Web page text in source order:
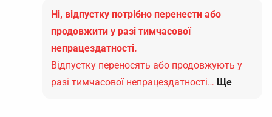
Ні, відпустку потрібно перенести або
продовжити у разі тимчасової
непрацездатності.
Відпустку переносять або продовжують у
разі тимчасової непрацездатності… Ще